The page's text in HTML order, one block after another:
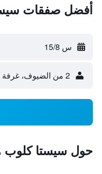
أفضل صفقات
س 15/8
2 من الضيوف، غرفة واحدة
حول سيستا كلوب